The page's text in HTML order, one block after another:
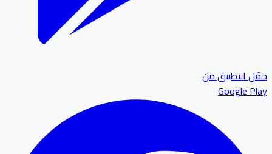
حمّل التطبيق من
Google Play